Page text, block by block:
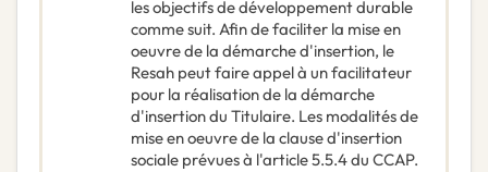
les objectifs de développement durable
comme suit. Afin de faciliter la mise en
oeuvre de la démarche d'insertion, le
Resah peut faire appel à un facilitateur
pour la réalisation de la démarche
d'insertion du Titulaire. Les modalités de
mise en oeuvre de la clause d'insertion
sociale prévues à l'article 5.5.4 du CCAP.